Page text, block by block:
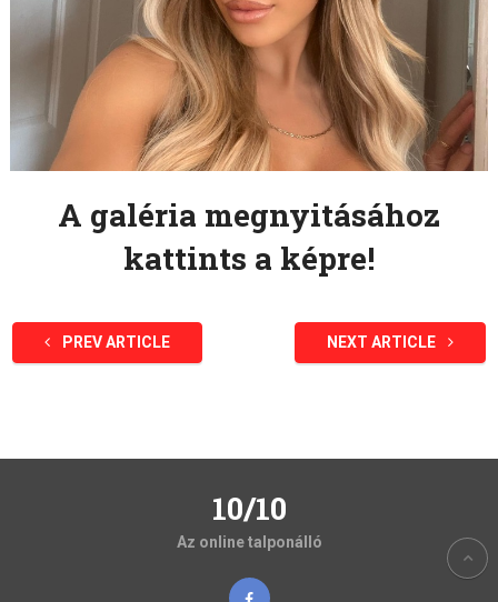
A galéria megnyitásához
kattints a képre!
PREV ARTICLE NEXT ARTICLE
10/10
Az online talponálló